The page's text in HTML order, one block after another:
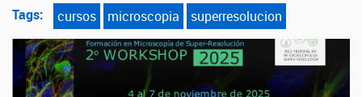
Tags: cursos microscopia superresolucion